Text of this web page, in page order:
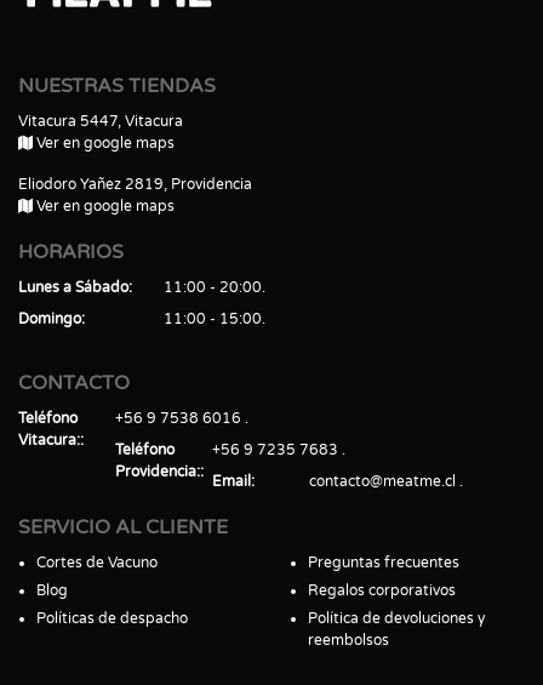
NUESTRAS TIENDAS
Vitacura 5447, Vitacura
Ver en google maps
Eliodoro Yañez 2819, Providencia
Ver en google maps
HORARIOS
Lunes a Sábado
11:00 - 20:00
Domingo
11:00 - 15:00
CONTACTO
Teléfono
Vitacura:
+56 9 7538 6016
Teléfono
Providencia:
+56 9 7235 7683
Email
contacto@meatme.cl
SERVICIO AL CLIENTE
Cortes de Vacuno
Blog
Políticas de despacho
Preguntas frecuentes
Regalos corporativos
Política de devoluciones y
reembolsos